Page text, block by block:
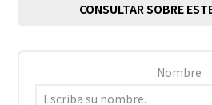
CONSULTAR SOBRE
Nombre